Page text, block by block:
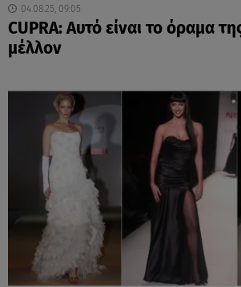
04.08.25, 09:05
CUPRA: Αυτό είναι το όραμα
μέλλον